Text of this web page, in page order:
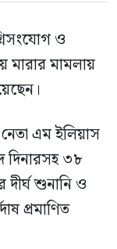
ও
মারার মামলায়
এম ইলিয়াস
৩৮
শুনানি ও
প্রমাণিত